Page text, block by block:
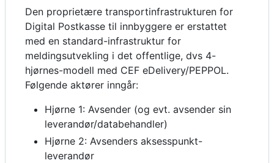
Den proprietære transportinfrastrukturen for
Digital Postkasse til innbyggere er erstattet
med en standard-infrastruktur for
meldingsutvekling i det offentlige, dvs 4-
hjørnes-modell med CEF eDelivery/PEPPOL.
Følgende aktører inngår:
Hjørne 1: Avsender (og evt. avsender sin
leverandør/databehandler)
Hjørne 2: Avsenders aksesspunkt-
leverandør